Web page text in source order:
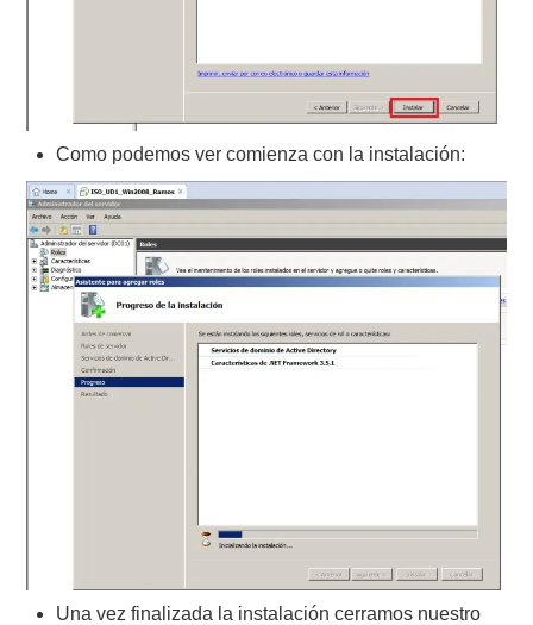
Como podemos ver comienza con la instalación:
Una vez finalizada la instalación cerramos nuestro